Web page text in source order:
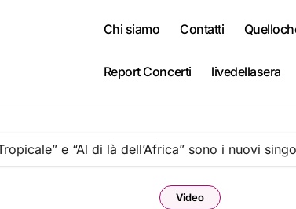
Chi siamo Contatti
Report Concerti livedellasera
e “Al di là dell’Africa” sono i nuovi
Video